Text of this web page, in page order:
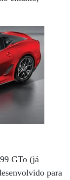
GTo (já
para